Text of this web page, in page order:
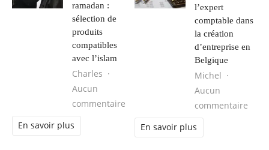
ramadan :
sélection de
produits
compatibles
avec l’islam
Charles
Aucun
commentaire sur Maquillage pendant le
En savoir plus
l’expert
comptable dans
la création
d’entreprise en
Belgique
Michel
Aucun
commentaire
En savoir plus